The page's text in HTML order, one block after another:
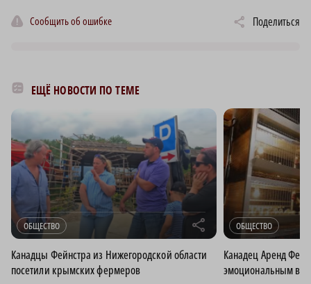
Сообщить об ошибке Поделиться
ЕЩЁ НОВОСТИ ПО ТЕМЕ
ОБЩЕСТВО r
Канадцы Фейнстра из Нижегородской области
посетили крымских фермеров
ОБЩЕСТВО
Канадец Аренд
эмоциональным